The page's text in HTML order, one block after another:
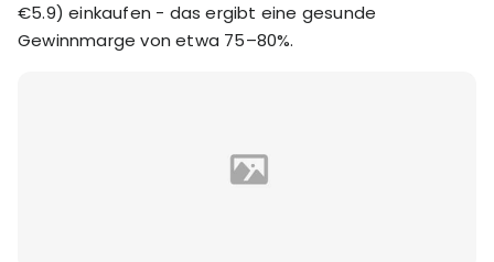
€5.9) einkaufen - das ergibt eine gesunde
Gewinnmarge von etwa 75–80%.